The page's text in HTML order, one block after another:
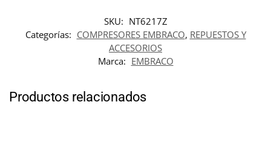
SKU: NT6217Z
Categorías: COMPRESORES EMBRACO, REPUESTOS Y
ACCESORIOS
Marca: EMBRACO
Productos relacionados